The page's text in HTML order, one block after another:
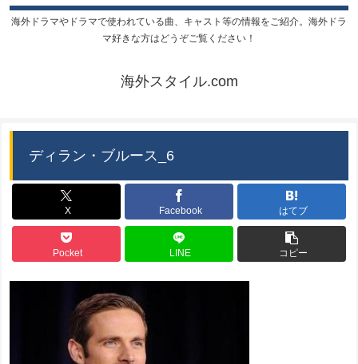
海外ドラマやドラマで使われている曲、キャスト等の情報をご紹介。海外ドラ
マ好きな方はどうぞご覧ください！
海外スタイル.com
ディラン・ブルース_6
X Facebook はてブ
Pocket LINE コピー